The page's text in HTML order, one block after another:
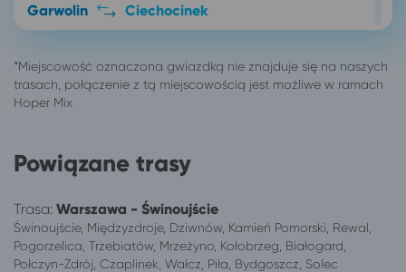
Garwolin
Ciechocinek
Gdańsk
Ciechocinek
Giżycko
Ciechocinek
Gliwice
Gorzów Wielkopolski
Iława
Ciechocinek
Inowrocław
Ciechocinek
Jarosław
Ciechocinek
Powiązane trasy
Trasa: Warszawa - Świnoujście
Świnoujście, Międzyzdroje, Dziwnów, Kamień Pomorski, Rewal,
Pogorzelica, Trzebiatów, Mrzeżyno, Kołobrzeg, Białogard,
Połczyn-Zdrój, Czaplinek, Wałcz, Piła, Bydgoszcz, Solec